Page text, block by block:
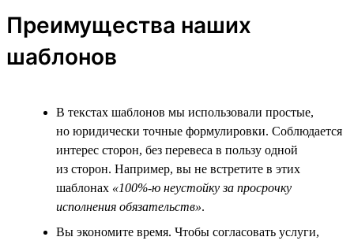
Преимущества наших
шаблонов
В текстах шаблонов мы использовали простые,
но юридически точные формулировки. Соблюдается
интерес сторон, без перевеса в пользу одной
из сторон. Например, вы не встретите в этих
шаблонах «100%-ю неустойку за просрочку
исполнения обязательств».
Вы экономите время. Чтобы согласовать услуги,